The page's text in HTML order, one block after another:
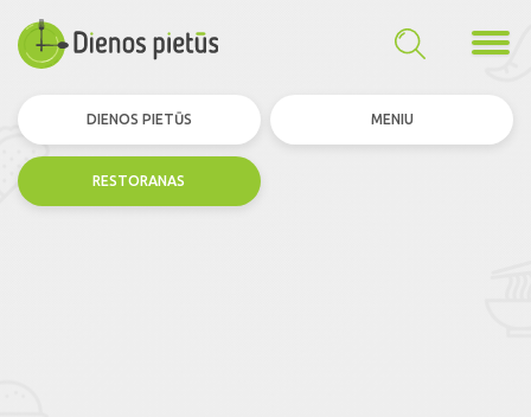
DIENOS PIETŪS MENIU
RESTORANAS